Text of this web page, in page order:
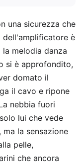
una sicurezza che
dell'amplificatore è
melodia danza
si è approfondito,
domato il
il cavo e ripone
nebbia fuori
lui che vede
la sensazione
pelle,
che ancora